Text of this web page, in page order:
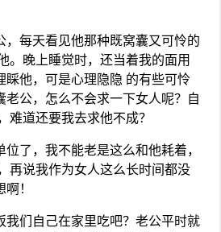
，每天看见他那种既窝囊又可怜的
。晚上睡觉时，还当着我的面用
睬他，可是心理隐隐 的有些可怜
老公，怎么不会求一下女人呢？自
难道还要我去求他不成？
了，我不能老是这么和他耗着，
再说我作为女人这么长时间都没
！
我们自己在家里吃吧？老公平时就